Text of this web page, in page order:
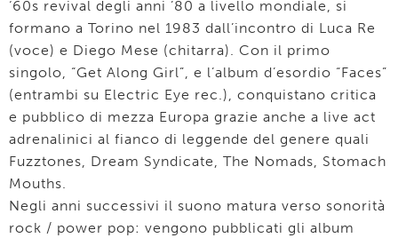
‘60s revival degli anni ’80 a livello mondiale, si
formano a Torino nel 1983 dall’incontro di Luca Re
(voce) e Diego Mese (chitarra). Con il primo
singolo, “Get Along Girl”, e l’album d’esordio “Faces”
(entrambi su Electric Eye rec.), conquistano critica
e pubblico di mezza Europa grazie anche a live act
adrenalinici al fianco di leggende del genere quali
Fuzztones, Dream Syndicate, The Nomads, Stomach
Mouths.
Negli anni successivi il suono matura verso sonorità
rock / power pop: vengono pubblicati gli album